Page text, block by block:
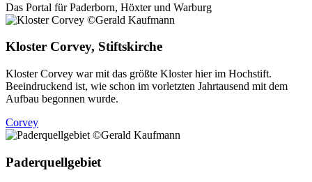
Das Portal fürPaderborn, Höxterund Warburg
Kloster Corvey, Stiftskirche
Kloster Corvey war mit das größte Kloster hier im Hochstift.
Beeindruckend ist, wie schon im vorletzten Jahrtausend mit dem
Aufbau begonnen wurde.
Corvey
Paderquellgebiet